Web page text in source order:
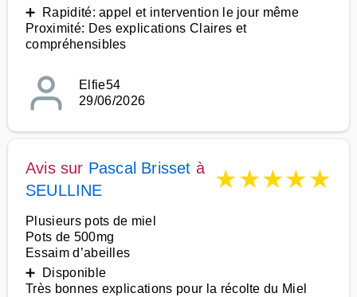
➕ Rapidité: appel et intervention le jour même
Proximité: Des explications Claires et
compréhensibles
Elfie54
29/06/2026
Avis sur Pascal Brisset à
SEULLINE
★★★★★
Plusieurs pots de miel
Pots de 500mg
Essaim d’abeilles
➕ Disponible
Très bonnes explications pour la récolte du Miel